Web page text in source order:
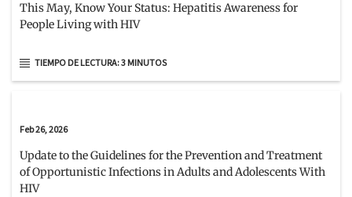
This May, Know Your Status: Hepatitis Awareness for
People Living with HIV
TIEMPO DE LECTURA: 3 MINUTOS
Feb 26, 2026
Update to the Guidelines for the Prevention and Treatment
of Opportunistic Infections in Adults and Adolescents With
HIV